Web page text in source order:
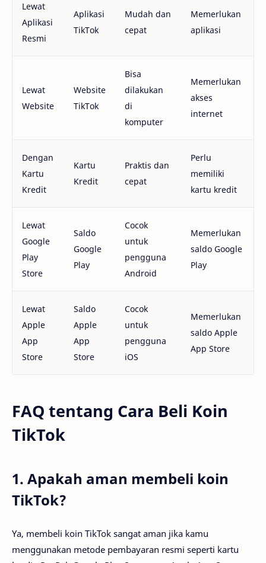
Lewat
Aplikasi
Resmi
Aplikasi
TikTok
Mudah dan
cepat
Memerlukan
aplikasi
Lewat
Website
Website
TikTok
Bisa
dilakukan
di
komputer
Memerlukan
akses
internet
Dengan
Kartu
Kredit
Kartu
Kredit
Praktis dan
cepat
Perlu
memiliki
kartu kredit
Lewat
Google
Play
Store
Saldo
Google
Play
Cocok
untuk
pengguna
Android
Memerlukan
saldo Google
Play
Lewat
Apple
App
Store
Saldo
Apple
App
Store
Cocok
untuk
pengguna
iOS
Memerlukan
saldo Apple
App Store
FAQ tentang Cara Beli Koin
TikTok
1. Apakah aman membeli koin
TikTok?
Ya, membeli koin TikTok sangat aman jika kamu
menggunakan metode pembayaran resmi seperti kartu